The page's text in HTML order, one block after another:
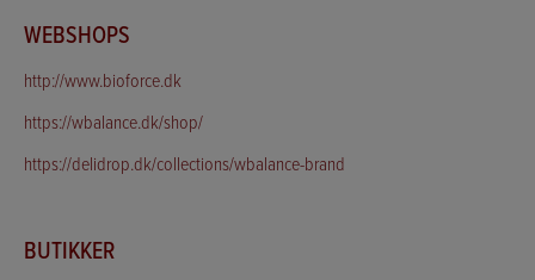
WEBSHOPS
http://www.bioforce.dk
https://wbalance.dk/shop/
https://delidrop.dk/collections/wbalance-brand
BUTIKKER